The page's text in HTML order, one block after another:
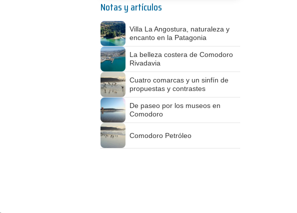
Notas y artículos
Villa La Angostura, naturaleza y
encanto en la Patagonia
La belleza costera de Comodoro
Rivadavia
Cuatro comarcas y un sinfín de
propuestas y contrastes
De paseo por los museos en
Comodoro
Comodoro Petróleo